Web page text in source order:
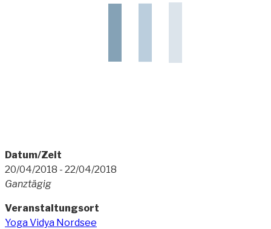
Datum/Zeit
20/04/2018 - 22/04/2018
Ganztägig
Veranstaltungsort
Yoga Vidya Nordsee